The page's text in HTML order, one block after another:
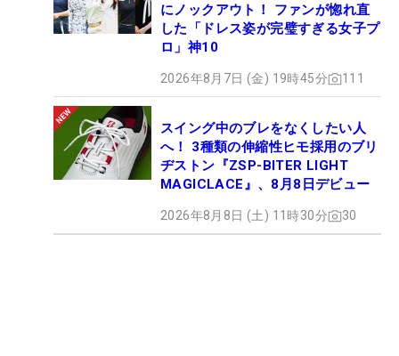
にノックアウト！ ファンが惚れ直
した「ドレス姿が完璧すぎる女子プ
ロ」神10
2026年8月7日 (金) 19時45分 111
スイング中のブレをなくしたい人
へ！ 3種類の伸縮性ヒモ採用のブリ
ヂストン『ZSP-BITER LIGHT
MAGICLACE』、8月8日デビュー
2026年8月8日 (土) 11時30分 30